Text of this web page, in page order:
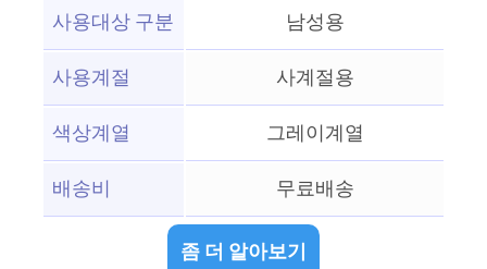
사용대상 구분
남성용
사용계절
사계절용
색상계열
그레이계열
배송비
무료배송
좀 더 알아보기